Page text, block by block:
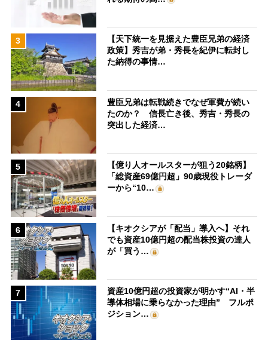
3
【天下統一を見据えた豊臣兄弟の経済
政策】秀吉が弟・秀長を紀伊に転封し
た納得の事情…
4
豊臣兄弟は転戦続きでなぜ軍費が続い
たのか？ 信長亡き後、秀吉・秀長の
突出した経済…
5
【億り人オールスターが狙う20銘柄】
「総資産69億円超」90歳現役トレーダ
ーから“10…
6
【キオクシアが「配当」導入へ】それ
でも資産10億円超の配当株投資の達人
が「買う…
7
資産10億円超の投資家が明かす“AI・半
導体相場に乗らなかった理由” フルポ
ジション…